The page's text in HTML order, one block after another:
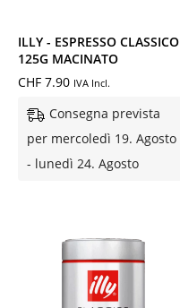
ILLY - ESPRESSO
125G MACINATO
CHF 7.90 IVA Incl.
Consegna prevista
per mercoledì 19. Agosto
- lunedì 24. Agosto